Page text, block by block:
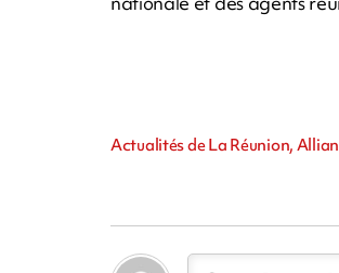
Actualités de La Réunion,